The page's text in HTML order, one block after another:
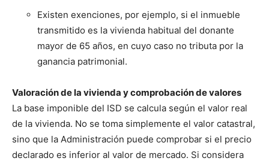
Existen exenciones, por ejemplo, si el inmueble
transmitido es la vivienda habitual del donante
mayor de 65 años, en cuyo caso no tributa por la
ganancia patrimonial.
Valoración de la vivienda y comprobación de valores
La base imponible del ISD se calcula según el valor real
de la vivienda. No se toma simplemente el valor catastral,
sino que la Administración puede comprobar si el precio
declarado es inferior al valor de mercado. Si considera